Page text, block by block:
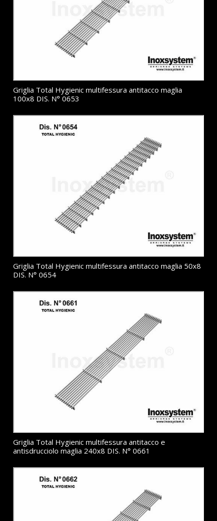
Griglia Total Hygienic multifessura antitacco maglia
100x8 DIS. N° 0653
Griglia Total Hygienic multifessura antitacco maglia 50x8
DIS. N° 0654
Griglia Total Hygienic multifessura antitacco e
antisdrucciolo maglia 240x8 DIS. N° 0661